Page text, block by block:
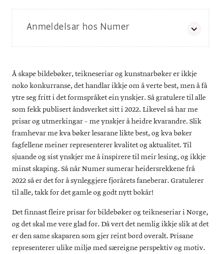
Anmeldelsar hos Numer
Her finn du anmeldelsane Numer skreiv i 2022 av bøkene
Å skape bildebøker, teikneseriar og kunstnarbøker er ikkje
noko konkurranse, det handlar ikkje om å verte best, men å få
ytre seg fritt i det formspråket ein ynskjer. Så gratulere til alle
som fekk publisert åndsverket sitt i 2022. Likevel så har me
prisar og utmerkingar – me ynskjer å heidre kvarandre. Slik
framhevar me kva bøker lesarane likte best, og kva bøker
fagfellene meiner representerer kvalitet og aktualitet. Til
sjuande og sist ynskjer me å inspirere til meir lesing, og ikkje
minst skaping. Så når Numer sumerar heidersrekkene frå
2022 så er det for å synleggjere fjorårets faneberar. Gratulerer
til alle, takk for det gamle og godt nytt bokår!
Det finnast fleire prisar for bildebøker og teikneseriar i Norge,
og det skal me vere glad for. Då vert det nemlig ikkje slik at det
er den same skaparen som gjer reint bord overalt. Prisane
representerer ulike miljø med særeigne perspektiv og motiv.